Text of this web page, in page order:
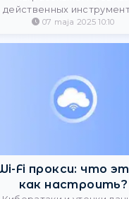
Jak
ustawienia
Skonfiguruj
urządzeniach z
aby anonimowo i
20 sierpnia